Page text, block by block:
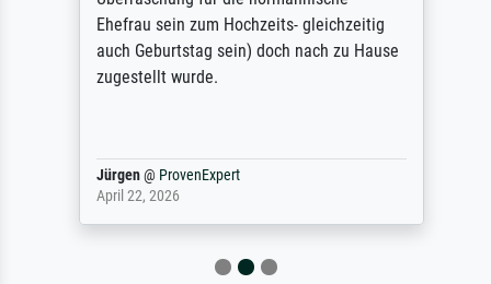
Ehefrau sein zum Hochzeits- gleichzeitig
auch Geburtstag sein) doch nach zu Hause
zugestellt wurde.
Jürgen@ProvenExpert
April 22, 2026